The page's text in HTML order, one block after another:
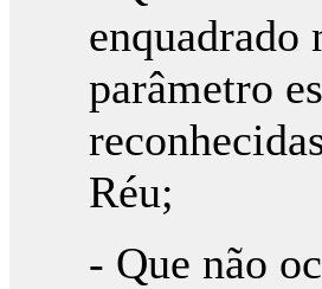
enquadrado
parâmetro
Réu;
- Que não